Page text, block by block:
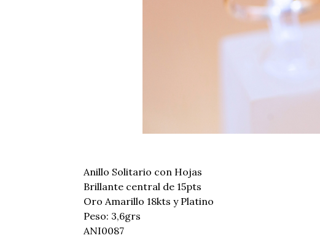
Anillo Solitario con Hojas
Brillante central de 15pts
Oro Amarillo 18kts y Platino
Peso: 3,6grs
ANI0087